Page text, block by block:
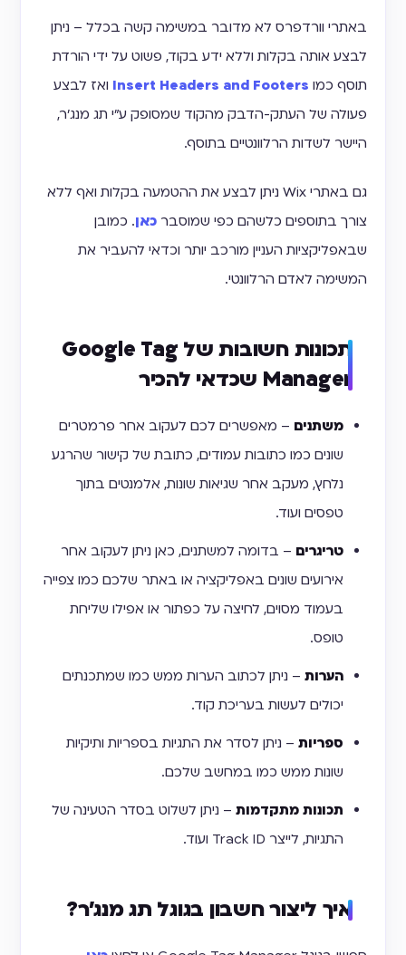
באתרי וורדפרס לא מדובר במשימה קשה בכלל – ניתן
לבצע אותה בקלות וללא ידע בקוד, פשוט על ידי הורדת
תוסף כמו Insert Headers and Footers ואז לבצע
פעולה של העתק-הדבק מהקוד שמסופק ע״י תג מנג'ר,
היישר לשדות הרלוונטיים בתוסף.
גם באתרי Wix ניתן לבצע את ההטמעה בקלות ואף ללא
צורך בתוספים כלשהם כפי שמוסבר כאן. כמובן
שבאפליקציות העניין מורכב יותר וכדאי להעביר את
המשימה לאדם הרלוונטי.
תכונות חשובות של Google Tag
Manager שכדאי להכיר
משתנים – מאפשרים לכם לעקוב אחר פרמטרים
שונים כמו כתובות עמודים, כתובת של קישור שהרגע
נלחץ, מעקב אחר שגיאות שונות, אלמנטים בתוך
טפסים ועוד.
טריגרים – בדומה למשתנים, כאן ניתן לעקוב אחר
אירועים שונים באפליקציה או באתר שלכם כמו צפייה
בעמוד מסוים, לחיצה על כפתור או אפילו שליחת
טופס.
הערות – ניתן לכתוב הערות ממש כמו שמתכנתים
יכולים לעשות בעריכת קוד.
ספריות – ניתן לסדר את התגיות בספריות ותיקיות
שונות ממש כמו במחשב שלכם.
תכונות מתקדמות – ניתן לשלוט בסדר הטעינה של
התגיות, לייצר Track ID ועוד.
איך ליצור חשבון בגוגל תג מנג'ר?